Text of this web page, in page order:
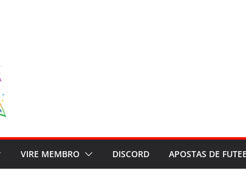
VIRE MEMBRO DISCORD APOSTAS DE